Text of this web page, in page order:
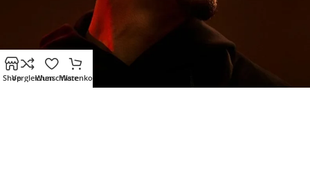
ShopVergleichenWunschlisteWarenkorb